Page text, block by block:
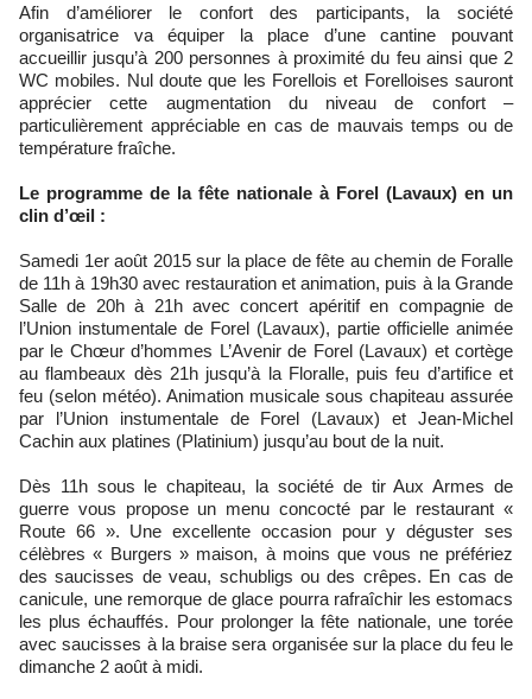
Afin d’améliorer le confort des participants, la société
organisatrice va équiper la place d’une cantine pouvant
accueillir jusqu’à 200 personnes à proximité du feu ainsi que 2
WC mobiles. Nul doute que les Forellois et Forelloises sauront
apprécier cette augmentation du niveau de confort –
particulièrement appréciable en cas de mauvais temps ou de
température fraîche.
Le programme de la fête nationale à Forel (Lavaux) en un
clin d’œil :
Samedi 1er août 2015 sur la place de fête au chemin de Foralle
de 11h à 19h30 avec restauration et animation, puis à la Grande
Salle de 20h à 21h avec concert apéritif en compagnie de
l’Union instumentale de Forel (Lavaux), partie officielle animée
par le Chœur d’hommes L’Avenir de Forel (Lavaux) et cortège
au flambeaux dès 21h jusqu’à la Floralle, puis feu d’artifice et
feu (selon météo). Animation musicale sous chapiteau assurée
par l’Union instumentale de Forel (Lavaux) et Jean-Michel
Cachin aux platines (Platinium) jusqu’au bout de la nuit.
Dès 11h sous le chapiteau, la société de tir Aux Armes de
guerre vous propose un menu concocté par le restaurant «
Route 66 ». Une excellente occasion pour y déguster ses
célèbres « Burgers » maison, à moins que vous ne préfériez
des saucisses de veau, schubligs ou des crêpes. En cas de
canicule, une remorque de glace pourra rafraîchir les estomacs
les plus échauffés. Pour prolonger la fête nationale, une torée
avec saucisses à la braise sera organisée sur la place du feu le
dimanche 2 août à midi.